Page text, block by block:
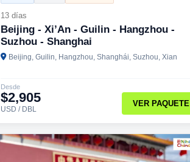
13 días
Beijing - Xi’An - Guilin - Hangzhou -
Suzhou - Shanghai
Beijing, Guilin, Hangzhou, Shanghái, Suzhou, Xian
Desde
$2,905
USD / DBL
VER PAQUETE